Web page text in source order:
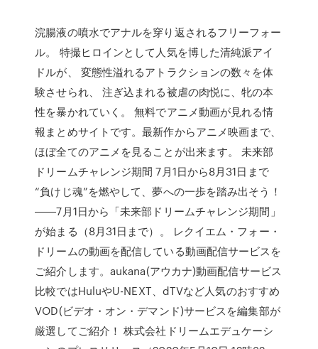
浣腸液の噴水でアナルを穿り返されるフリーフォー
ル。 特撮ヒロインとして人気を博した清純派アイ
ドルが、 変態性溢れるアトラクションの数々を体
験させられ、 注ぎ込まれる被虐の肉悦に、牝の本
性を暴かれていく。 無料でアニメ動画が見れる情
報まとめサイトです。最新作からアニメ映画まで、
ほぼ全てのアニメを見ることが出来ます。 未来部
ドリームチャレンジ期間 7月1日から8月31日まで
“負けじ魂”を燃やして、夢への一歩を踏み出そう！
――7月1日から「未来部ドリームチャレンジ期間」
が始まる（8月31日まで）。 レクイエム・フォー・
ドリームの動画を配信している動画配信サービスを
ご紹介します。aukana(アウカナ)動画配信サービス
比較ではHuluやU-NEXT、dTVなど人気のおすすめ
VOD(ビデオ・オン・デマンド)サービスを編集部が
厳選してご紹介！ 株式会社ドリームエデュケーシ